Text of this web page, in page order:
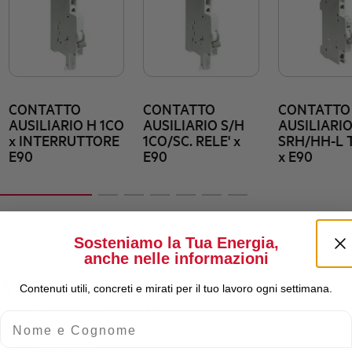
CONTATTO
AUSILIARIO H 1CO
x INTERRUTTORE
E90
CONTATTO
AUSILIARIO S/H
1CO/SC. RELE' x
E90
CONTATTO
AUSILIARIO
SRH/HH-L
x E90
Sosteniamo la Tua Energia,
anche nelle informazioni
Contenuti utili, concreti e mirati per il tuo lavoro ogni settimana.